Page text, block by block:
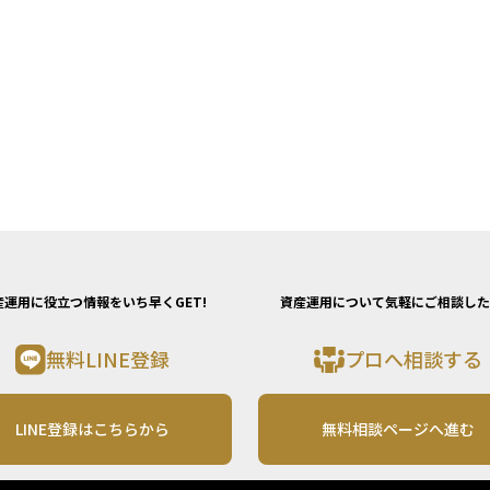
運用に役立つ情報をいち早くGET!
無料LINE登録
LINE登録はこちらから
資産運用について気軽にご相談し
プロへ相談する
無料相談ページへ進む